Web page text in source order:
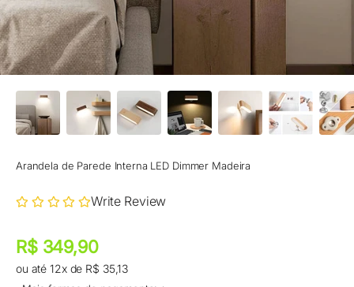
Arandela de Parede Interna LED Dimmer Madeira
Write Review
Preço promocional
Preço promocional
R$ 349,90
ou até 12x de R$ 35,13